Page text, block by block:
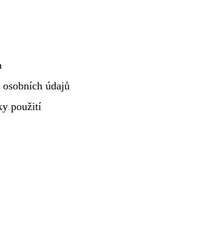
osobních údajů
použití